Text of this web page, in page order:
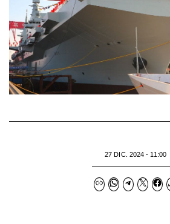
27 DIC. 2024 - 11:00